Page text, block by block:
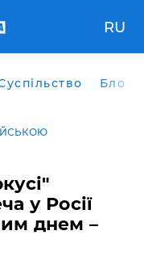
RU
Блоги
у Росії
днем –